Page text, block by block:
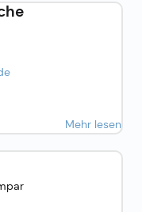
Mehr lesen